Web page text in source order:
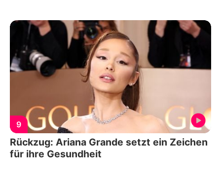
9
Rückzug: Ariana Grande setzt ein Zeichen
für ihre Gesundheit